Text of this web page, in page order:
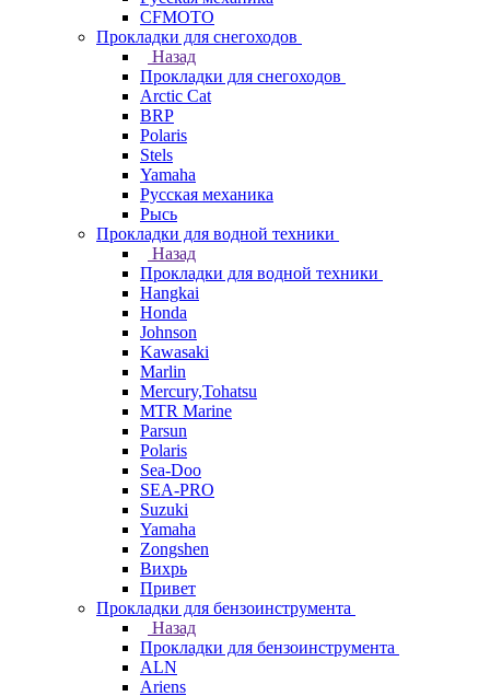
СFMOTO
Прокладки для снегоходов
Назад
Прокладки для снегоходов
Arctic Cat
BRP
Polaris
Stels
Yamaha
Русская механика
Рысь
Прокладки для водной техники
Назад
Прокладки для водной техники
Hangkai
Honda
Johnson
Kawasaki
Marlin
Mercury,Tohatsu
MTR Marine
Parsun
Polaris
Sea-Doo
SEA-PRO
Suzuki
Yamaha
Zongshen
Вихрь
Привет
Прокладки для бензоинструмента
Назад
Прокладки для бензоинструмента
ALN
Ariens